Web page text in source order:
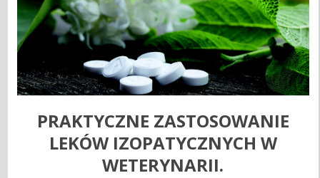
PRAKTYCZNE ZASTOSOWANIE
LEKÓW IZOPATYCZNYCH W
WETERYNARII.